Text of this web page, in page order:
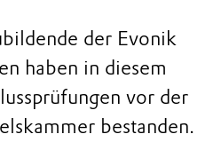
der Evonik
haben in diesem
vor der
bestanden.